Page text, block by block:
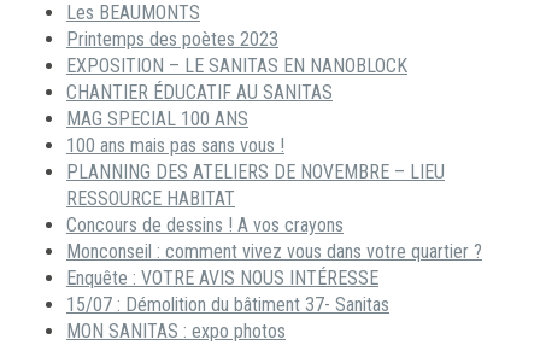
Les BEAUMONTS
Printemps des poètes 2023
EXPOSITION – LE SANITAS EN NANOBLOCK
CHANTIER ÉDUCATIF AU SANITAS
MAG SPECIAL 100 ANS
100 ans mais pas sans vous !
PLANNING DES ATELIERS DE NOVEMBRE – LIEU
RESSOURCE HABITAT
Concours de dessins ! A vos crayons
Monconseil : comment vivez vous dans votre quartier ?
Enquête : VOTRE AVIS NOUS INTÉRESSE
15/07 : Démolition du bâtiment 37- Sanitas
MON SANITAS : expo photos